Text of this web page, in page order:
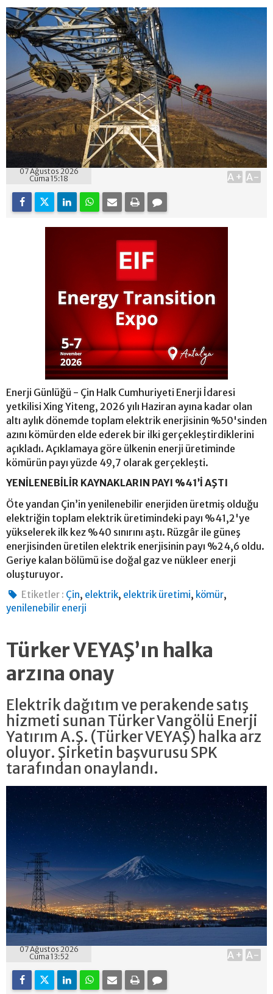
07 Ağustos 2026
Cuma 15:18
A+ A-
Enerji Günlüğü - Çin Halk Cumhuriyeti Enerji İdaresi
yetkilisi Xing Yiteng, 2026 yılı Haziran ayına kadar olan
altı aylık dönemde toplam elektrik enerjisinin %50'sinden
azını kömürden elde ederek bir ilki gerçekleştirdiklerini
açıkladı. Açıklamaya göre ülkenin enerji üretiminde
kömürün payı yüzde 49,7 olarak gerçekleşti.
YENİLENEBİLİR KAYNAKLARIN PAYI %41’İ AŞTI
Öte yandan Çin’in yenilenebilir enerjiden üretmiş olduğu
elektriğin toplam elektrik üretimindeki payı %41,2'ye
yükselerek ilk kez %40 sınırını aştı. Rüzgâr ile güneş
enerjisinden üretilen elektrik enerjisinin payı %24,6 oldu.
Geriye kalan bölümü ise doğal gaz ve nükleer enerji
oluşturuyor.
Etiketler : Çin, elektrik, elektrik üretimi, kömür,
yenilenebilir enerji
Türker VEYAŞ’ın halka
arzına onay
Elektrik dağıtım ve perakende satış
hizmeti sunan Türker Vangölü Enerji
Yatırım A.Ş. (Türker VEYAŞ) halka arz
oluyor. Şirketin başvurusu SPK
tarafından onaylandı.
07 Ağustos 2026
Cuma 13:52
A+ A-